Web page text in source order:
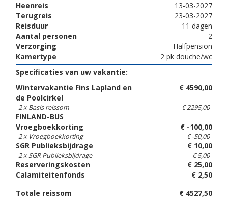
Heenreis
13-03-2027
Terugreis
23-03-2027
Reisduur
11 dagen
Aantal personen
2
Verzorging
Halfpension
Kamertype
2 pk douche/wc
Specificaties van uw vakantie:
Wintervakantie Fins Lapland en
de Poolcirkel
€ 4590,00
2 x Basis reissom €2295,00
FINLAND-BUS
Vroegboekkorting
€ -100,00
2 x Vroegboekkorting €-50,00
SGR Publieksbijdrage € 10,00
2 x SGR Publieksbijdrage €5,00
Reserveringskosten € 25,00
Calamiteitenfonds
€ 2,50
Totale reissom
€ 4527,50